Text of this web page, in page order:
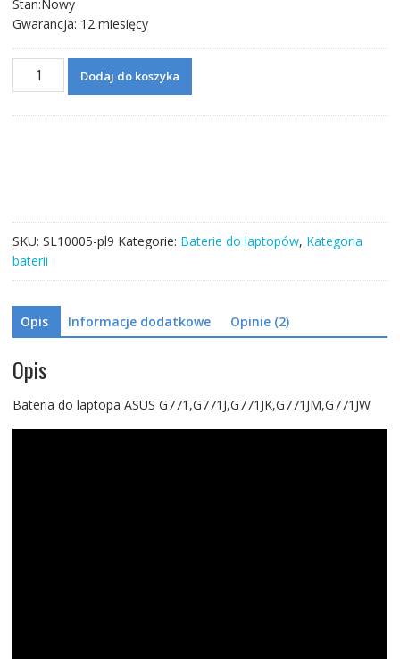
Stan:Nowy
Gwarancja: 12 miesięcy
Bateria
Dodaj do koszyka
SKU: SL10005-pl9 Kategorie: Baterie do laptopów, Kategoria
baterii
Opis Informacje dodatkowe Opinie (2)
Opis
Bateria do laptopa ASUS G771,G771J,G771JK,G771JM,G771JW